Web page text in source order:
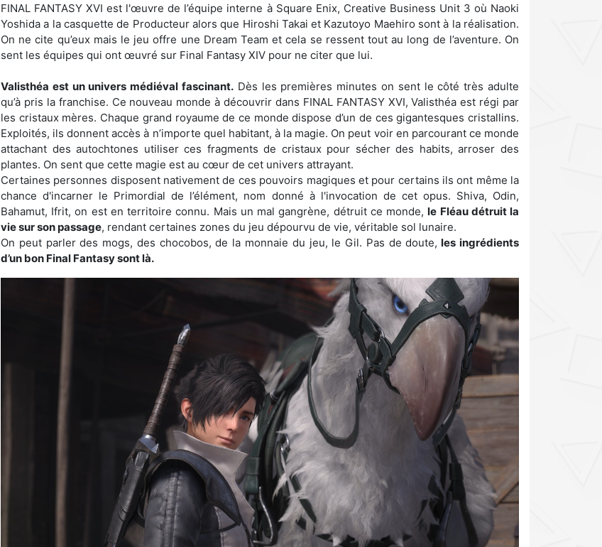
FINAL FANTASY XVI est l'œuvre de l’équipe interne à Square Enix, Creative Business Unit 3 où Naoki
Yoshida a la casquette de Producteur alors que Hiroshi Takai et Kazutoyo Maehiro sont à la réalisation.
On ne cite qu’eux mais le jeu offre une Dream Team et cela se ressent tout au long de l’aventure. On
sent les équipes qui ont œuvré sur Final Fantasy XIV pour ne citer que lui.
Valisthéa est un univers médiéval fascinant. Dès les premières minutes on sent le côté très adulte
qu’à pris la franchise. Ce nouveau monde à découvrir dans FINAL FANTASY XVI, Valisthéa est régi par
les cristaux mères. Chaque grand royaume de ce monde dispose d’un de ces gigantesques cristallins.
Exploités, ils donnent accès à n’importe quel habitant, à la magie. On peut voir en parcourant ce monde
attachant des autochtones utiliser ces fragments de cristaux pour sécher des habits, arroser des
plantes. On sent que cette magie est au cœur de cet univers attrayant.
Certaines personnes disposent nativement de ces pouvoirs magiques et pour certains ils ont même la
chance d'incarner le Primordial de l’élément, nom donné à l'invocation de cet opus. Shiva, Odin,
Bahamut, Ifrit, on est en territoire connu. Mais un mal gangrène, détruit ce monde,le Fléau détruit la
vie sur son passage, rendant certaines zones du jeu dépourvu de vie, véritable sol lunaire.
On peut parler des mogs, des chocobos, de la monnaie du jeu, le Gil. Pas de doute, les ingrédients
d’un bon Final Fantasy sont là.